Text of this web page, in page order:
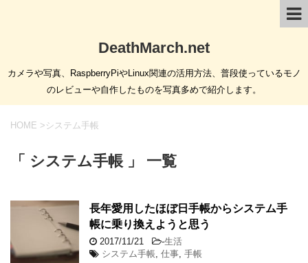
DeathMarch.net
カメラや写真、RaspberryPiやLinux関連の活用方法、普段使っているモノ
のレビューや自作したものを写真多めで紹介します。
HOME > システム手帳
「 システム手帳 」 一覧
長年愛用したほぼ日手帳からシステム手
帳に乗り換えようと思う
2017/11/21 -生活
システム手帳 仕事 手帳